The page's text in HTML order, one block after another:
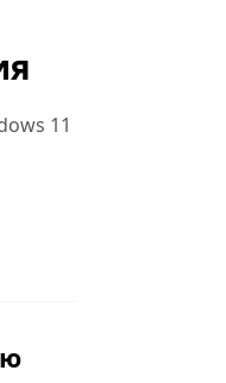
11